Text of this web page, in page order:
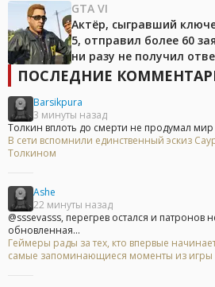
GTA VI
Актёр, сыгравший
5, отправил более 60
ни разу не получил
ПОСЛЕДНИЕ
Barsikpura
3 минуты назад
Толкин вплоть до смерти не продумал мир
В сети вспомнили единственный эскиз
Толкином
Ashe
22 минуты назад
@sssevasss, перегрев остался и патронов
обновленная...
Геймеры рады за тех, кто впервые
самые запоминающиеся моменты из игры